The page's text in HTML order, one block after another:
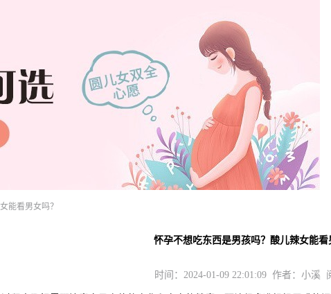
能看男女吗？
怀孕不想吃东西是男孩吗？酸儿辣女能看
时间：2024-01-09 22:01:09 作者：小溪